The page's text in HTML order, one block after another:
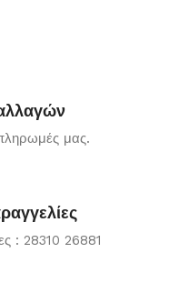
μας.
: 28310 26881